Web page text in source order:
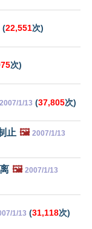
(22,551次)
次)
2007/1/13 (37,805次)
止 🖼️ 2007/1/13
🖼️ 2007/1/13
1/13 (31,118次)